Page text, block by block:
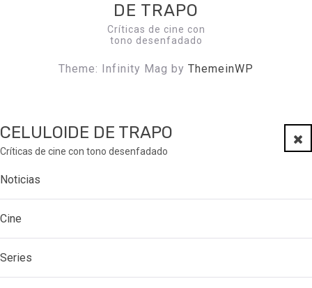
DE TRAPO
Críticas de cine con
tono desenfadado
Theme: Infinity Mag by ThemeinWP
CELULOIDE DE TRAPO
Críticas de cine con tono desenfadado
Noticias
Cine
Series